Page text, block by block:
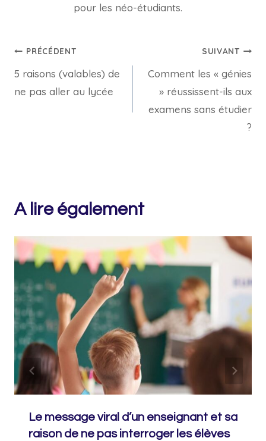
pour les néo-étudiants.
Navigation
de
l’article
PRÉCÉDENT
5 raisons (valables) de
ne pas aller au lycée
SUIVANT
Comment les « génies
» réussissent-ils aux
examens sans étudier
?
A lire également
Le message viral d’un enseignant et sa
raison de ne pas interroger les élèves